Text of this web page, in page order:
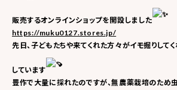
販売するオンラインショップを開設しました
https://muku0127.stores.jp/
先日、子どもたちや来てくれた方々がイモ掘りして
しています
豊作で大量に採れたのですが、無農薬栽培のため